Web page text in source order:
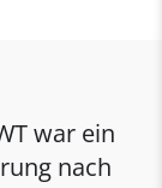
war ein
nach